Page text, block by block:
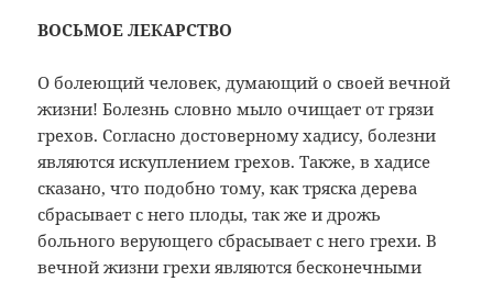
ВОСЬМОЕ ЛЕКАРСТВО
О болеющий человек, думающий о своей вечной
жизни! Болезнь словно мыло очищает от грязи
грехов. Согласно достоверному хадису, болезни
являются искуплением грехов. Также, в хадисе
сказано, что подобно тому, как тряска дерева
сбрасывает с него плоды, так же и дрожь
больного верующего сбрасывает с него грехи. В
вечной жизни грехи являются бесконечными